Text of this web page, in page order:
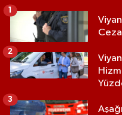
1
2
3